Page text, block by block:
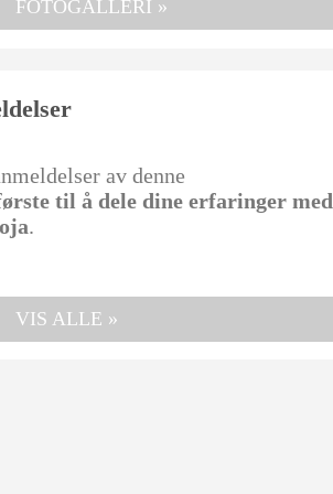
FOTOGALLERI »
av denne
til å dele dine erfaringer med
.
VIS ALLE »